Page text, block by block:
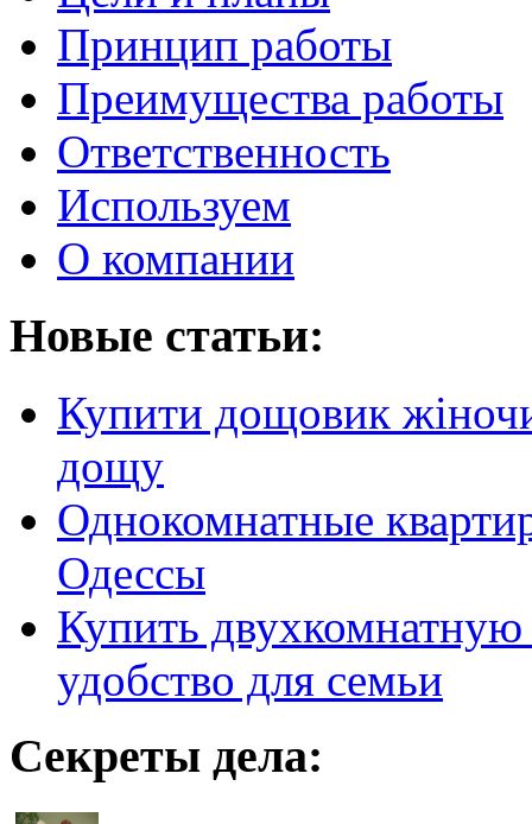
Принцип работы
Преимущества работы
Ответственность
Используем
О компании
Новые статьи:
Купити дощовик
дощу
Однокомнатные
Одессы
Купить
удобство для семьи
Секреты дела: